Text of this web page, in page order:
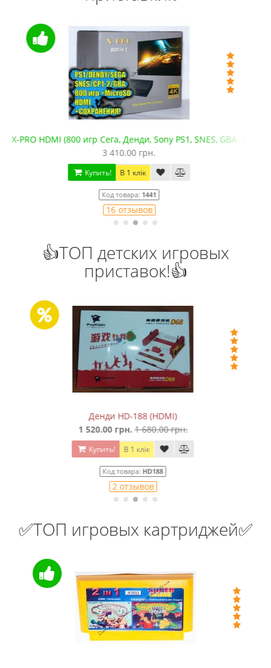
Сега Мега Драйв 2 (ОРИГИНАЛЬНОЕ качество!)
1 250.00 грн.
Купить! В 1 клік
Код товара:832
79 отзывов
👍ТОП детских игровых
приставок!👍
Dendy Junior +500 игр (Заводской, с рычажком)
1 080.00 грн. 1 350.00 грн.
Купить! В 1 клік
Код товара:1332-37
24 отзывов
✅ТОП игровых картриджей✅